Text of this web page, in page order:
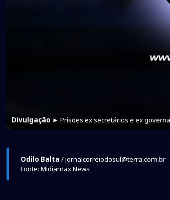
Divulgação ► Prisões ex secretários e ex
Odilo Balta / jornalcorreiodosul@terra.com.br
Fonte: Midiamax News